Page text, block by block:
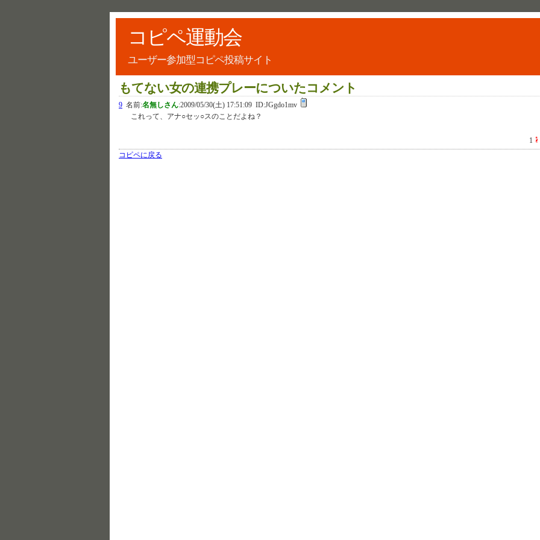
コピペ運動会
ユーザー参加型コピペ投稿サイト
もてない女の連携プレーについたコメント
9 名前:名無しさん:2009/05/30(土) 17:51:09 ID:JGgdo1mv
これって、アナ○セッ○スのことだよね？
1
コピペに戻る